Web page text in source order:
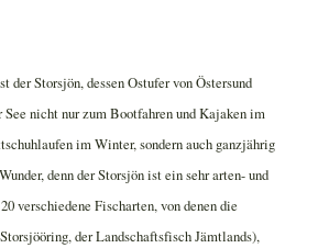
der Storsjön, dessen Ostufer von Östersund
nicht nur zum Bootfahren und Kajaken im
im Winter, sondern auch ganzjährig
denn der Storsjön ist ein sehr arten- und
verschiedene Fischarten, von denen die
der Landschaftsfisch Jämtlands),